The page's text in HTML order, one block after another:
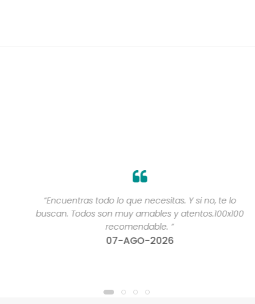
“Encuentras todo lo que necesitas. Y si no, te lo
buscan. Todos son muy amables y atentos.100x100
recomendable. ”
07-AGO-2026